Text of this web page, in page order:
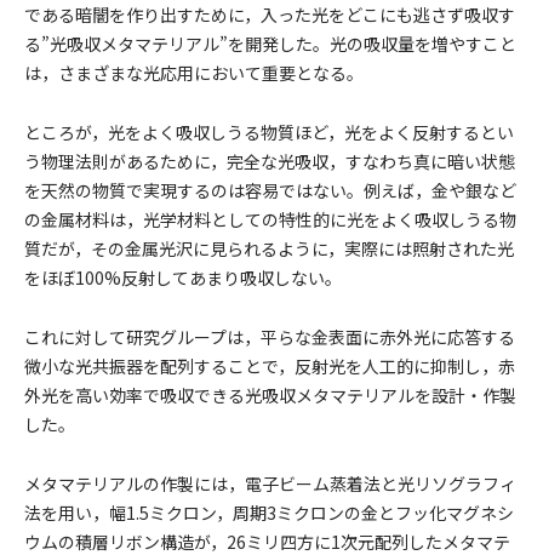
である暗闇を作り出すために，入った光をどこにも逃さず吸収す
る”光吸収メタマテリアル”を開発した。光の吸収量を増やすこと
は，さまざまな光応用において重要となる。
ところが，光をよく吸収しうる物質ほど，光をよく反射するとい
う物理法則があるために，完全な光吸収，すなわち真に暗い状態
を天然の物質で実現するのは容易ではない。例えば，金や銀など
の金属材料は，光学材料としての特性的に光をよく吸収しうる物
質だが，その金属光沢に見られるように，実際には照射された光
をほぼ100%反射してあまり吸収しない。
これに対して研究グループは，平らな金表面に赤外光に応答する
微小な光共振器を配列することで，反射光を人工的に抑制し，赤
外光を高い効率で吸収できる光吸収メタマテリアルを設計・作製
した。
メタマテリアルの作製には，電子ビーム蒸着法と光リソグラフィ
法を用い，幅1.5ミクロン，周期3ミクロンの金とフッ化マグネシ
ウムの積層リボン構造が，26ミリ四方に1次元配列したメタマテ